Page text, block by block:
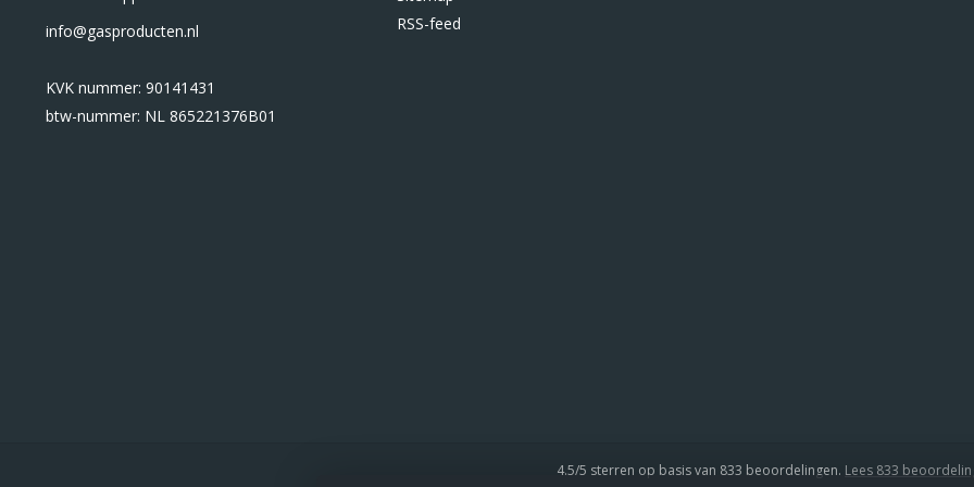
info@gasproducten.nl
KVK nummer: 90141431
btw-nummer: NL 865221376B01
RSS-feed
4.5/5 sterren op basis van 833 beoordelingen. Lees 833